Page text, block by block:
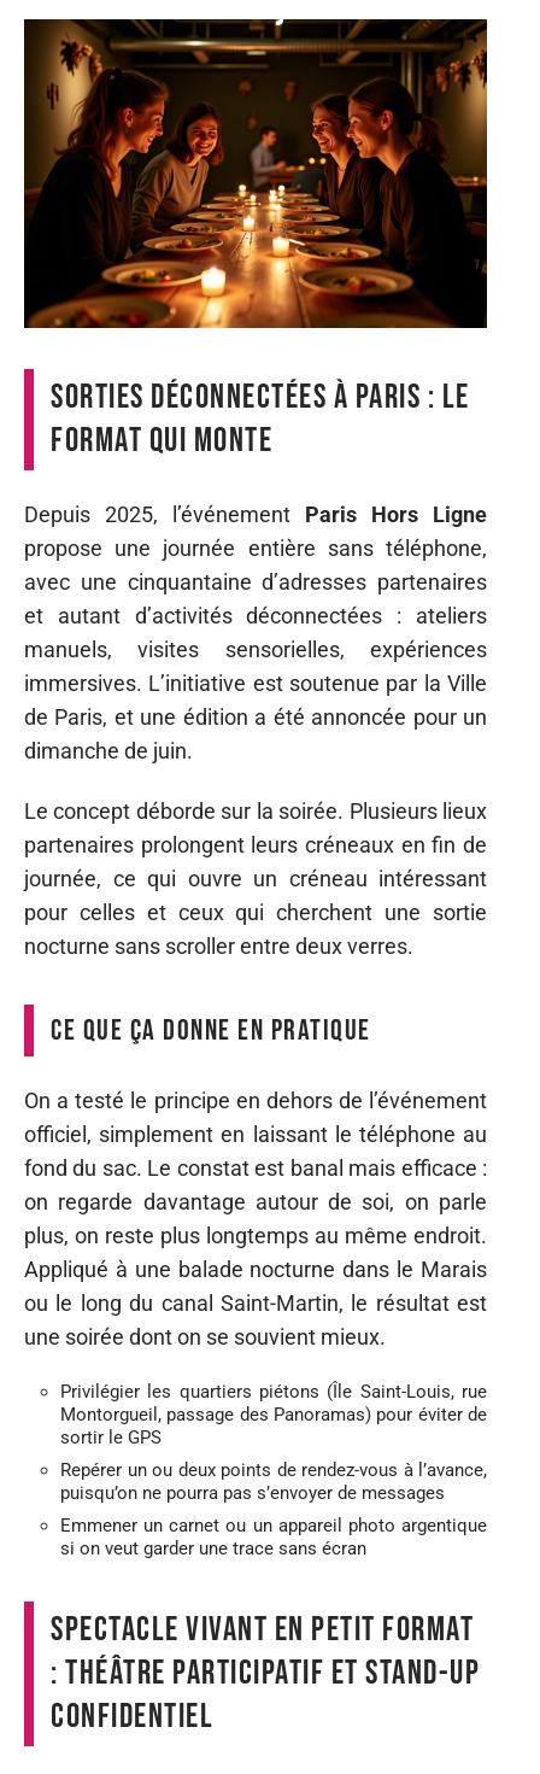
Sorties déconnectées à Paris : le
format qui monte
Depuis 2025, l’événement Paris Hors Ligne
propose une journée entière sans téléphone,
avec une cinquantaine d’adresses partenaires
et autant d’activités déconnectées : ateliers
manuels, visites sensorielles, expériences
immersives. L’initiative est soutenue par la Ville
de Paris, et une édition a été annoncée pour un
dimanche de juin.
Le concept déborde sur la soirée. Plusieurs lieux
partenaires prolongent leurs créneaux en fin de
journée, ce qui ouvre un créneau intéressant
pour celles et ceux qui cherchent une sortie
nocturne sans scroller entre deux verres.
Ce que ça donne en pratique
On a testé le principe en dehors de l’événement
officiel, simplement en laissant le téléphone au
fond du sac. Le constat est banal mais efficace :
on regarde davantage autour de soi, on parle
plus, on reste plus longtemps au même endroit.
Appliqué à une balade nocturne dans le Marais
ou le long du canal Saint-Martin, le résultat est
une soirée dont on se souvient mieux.
Privilégier les quartiers piétons (Île Saint-Louis, rue
Montorgueil, passage des Panoramas) pour éviter de
sortir le GPS
Repérer un ou deux points de rendez-vous à l’avance,
puisqu’on ne pourra pas s’envoyer de messages
Emmener un carnet ou un appareil photo argentique
si on veut garder une trace sans écran
Spectacle vivant en petit format
: théâtre participatif et stand-up
confidentiel